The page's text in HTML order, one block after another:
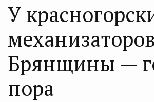
У
механизаторов
Брянщины —
пора